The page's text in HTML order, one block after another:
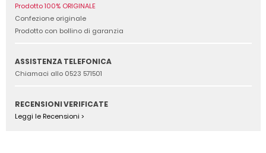
Prodotto 100% ORIGINALE
Confezione originale
Prodotto con bollino di garanzia
ASSISTENZA TELEFONICA
Chiamaci allo 0523 571501
RECENSIONI VERIFICATE
Leggi le Recensioni >